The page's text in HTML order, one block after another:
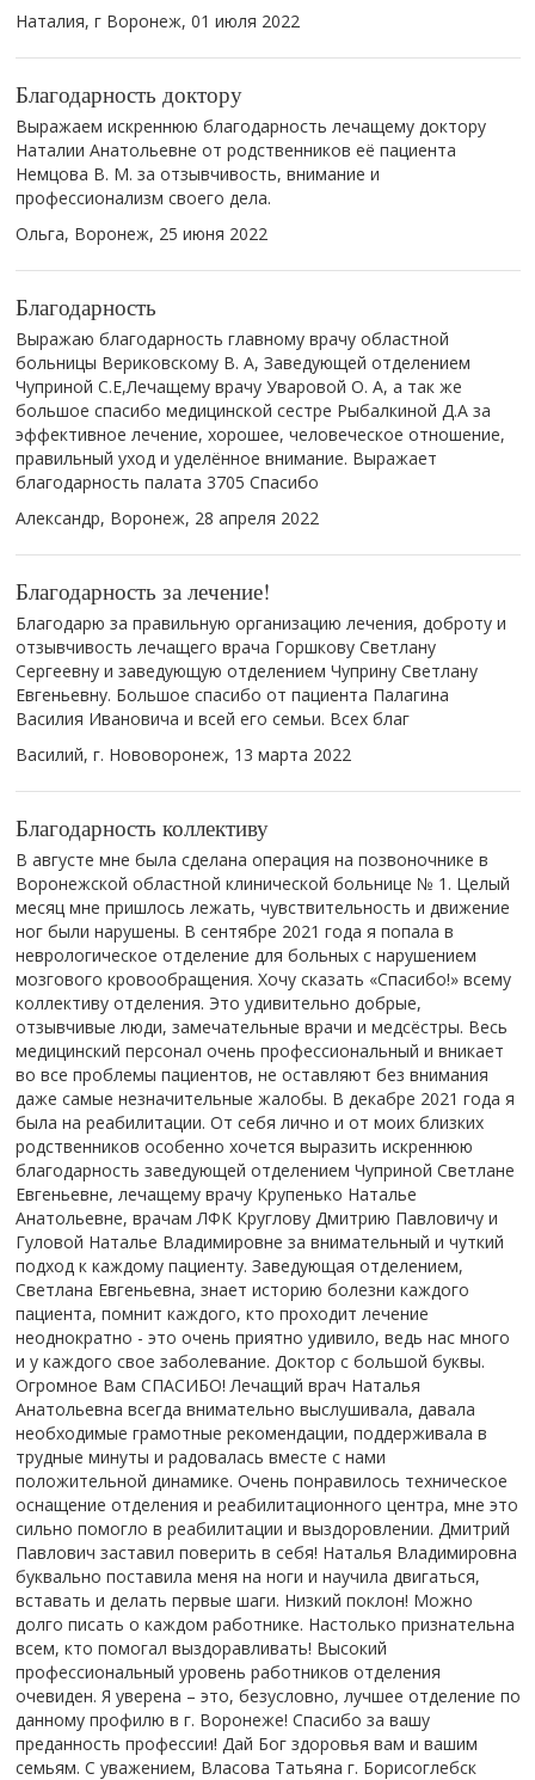
Наталия, г Воронеж, 01 июля 2022
Благодарность доктору
Выражаем искреннюю благодарность лечащему доктору
Наталии Анатольевне от родственников её пациента
Немцова В. М. за отзывчивость, внимание и
профессионализм своего дела.
Ольга, Воронеж, 25 июня 2022
Благодарность
Выражаю благодарность главному врачу областной
больницы Вериковскому В. А, Заведующей отделением
Чуприной С.Е,Лечащему врачу Уваровой О. А, а так же
большое спасибо медицинской сестре Рыбалкиной Д.А за
эффективное лечение, хорошее, человеческое отношение,
правильный уход и уделённое внимание. Выражает
благодарность палата 3705 Спасибо
Александр, Воронеж, 28 апреля 2022
Благодарность за лечение!
Благодарю за правильную организацию лечения, доброту и
отзывчивость лечащего врача Горшкову Светлану
Сергеевну и заведующую отделением Чуприну Светлану
Евгеньевну. Большое спасибо от пациента Палагина
Василия Ивановича и всей его семьи. Всех благ
Василий, г. Нововоронеж, 13 марта 2022
Благодарность коллективу
В августе мне была сделана операция на позвоночнике в
Воронежской областной клинической больнице № 1. Целый
месяц мне пришлось лежать, чувствительность и движение
ног были нарушены. В сентябре 2021 года я попала в
неврологическое отделение для больных с нарушением
мозгового кровообращения. Хочу сказать «Спасибо!» всему
коллективу отделения. Это удивительно добрые,
отзывчивые люди, замечательные врачи и медсёстры. Весь
медицинский персонал очень профессиональный и вникает
во все проблемы пациентов, не оставляют без внимания
даже самые незначительные жалобы. В декабре 2021 года я
была на реабилитации. От себя лично и от моих близких
родственников особенно хочется выразить искреннюю
благодарность заведующей отделением Чуприной Светлане
Евгеньевне, лечащему врачу Крупенько Наталье
Анатольевне, врачам ЛФК Круглову Дмитрию Павловичу и
Гуловой Наталье Владимировне за внимательный и чуткий
подход к каждому пациенту. Заведующая отделением,
Светлана Евгеньевна, знает историю болезни каждого
пациента, помнит каждого, кто проходит лечение
неоднократно - это очень приятно удивило, ведь нас много
и у каждого свое заболевание. Доктор с большой буквы.
Огромное Вам СПАСИБО! Лечащий врач Наталья
Анатольевна всегда внимательно выслушивала, давала
необходимые грамотные рекомендации, поддерживала в
трудные минуты и радовалась вместе с нами
положительной динамике. Очень понравилось техническое
оснащение отделения и реабилитационного центра, мне это
сильно помогло в реабилитации и выздоровлении. Дмитрий
Павлович заставил поверить в себя! Наталья Владимировна
буквально поставила меня на ноги и научила двигаться,
вставать и делать первые шаги. Низкий поклон! Можно
долго писать о каждом работнике. Настолько признательна
всем, кто помогал выздоравливать! Высокий
профессиональный уровень работников отделения
очевиден. Я уверена – это, безусловно, лучшее отделение по
данному профилю в г. Воронеже! Спасибо за вашу
преданность профессии! Дай Бог здоровья вам и вашим
семьям. С уважением, Власова Татьяна г. Борисоглебск